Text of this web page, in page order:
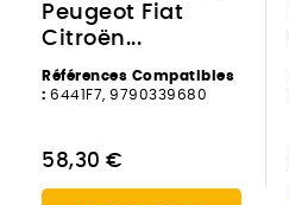
Peugeot Fiat
Citroën...
Références Compatibles
: 6441F7, 9790339680
58,30 €